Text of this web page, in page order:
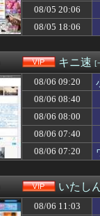
【画像】松本
【悲報】全身
【画像】叱る
赤十字、スペ
ピュアな日本
【悲報】大学
【衝撃】「住
デリヘル呼ん
【悲報】ヒカ
【画像】みけ
【悲報】まん
【わかる】女
ナマポ無職「
【画像】今年
【画像】３リ
08/05 20:06
08/05 18:06
キニ速 [
08/06 09:20
08/06 08:40
08/06 08:00
08/06 07:40
08/06 07:20
いたし
08/06 11:03